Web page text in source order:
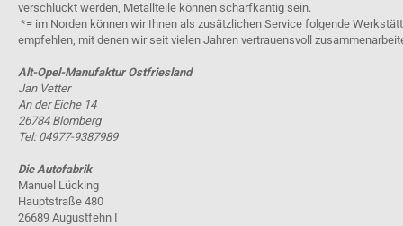
verschluckt werden, Metallteile können scharfkantig sein.
*= im Norden können wir Ihnen als zusätzlichen Service folgende
empfehlen, mit denen wir seit vielen Jahren vertrauensvoll
Alt-Opel-Manufaktur Ostfriesland
Jan Vetter
An der Eiche 14
26784 Blomberg
Tel: 04977-9387989
Die Autofabrik
Manuel Lücking
Hauptstraße 480
26689 Augustfehn I